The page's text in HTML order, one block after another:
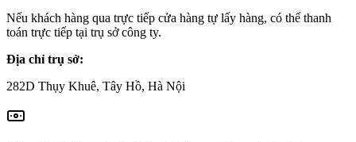
Nếu khách hàng qua trực tiếp cửa hàng tự lấy hàng, có thể thanh
toán trực tiếp tại trụ sở công ty.
Địa chỉ trụ sở:
282D Thụy Khuê, Tây Hồ, Hà Nội